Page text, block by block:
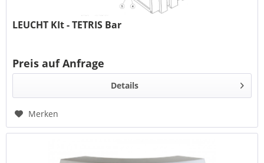
LEUCHT KIt - TETRIS Bar
Preis auf Anfrage
Details
Merken